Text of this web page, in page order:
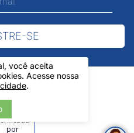
você aceita
Acesse nossa
.
SE
por